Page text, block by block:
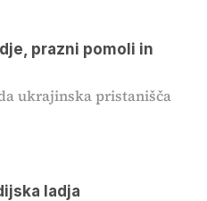
prazni pomoli in
ukrajinska pristanišča
ladja